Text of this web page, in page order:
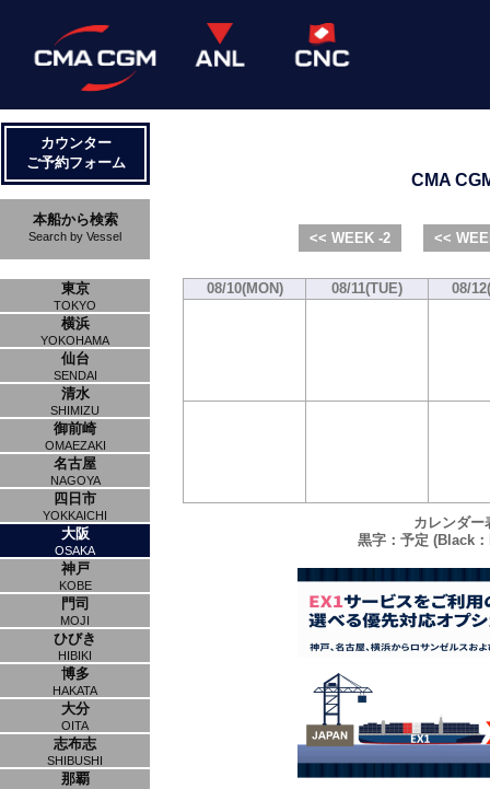
カウンター
ご予約フォーム
本船から検索
Search by Vessel
東京
TOKYO
横浜
YOKOHAMA
仙台
SENDAI
清水
SHIMIZU
御前崎
OMAEZAKI
名古屋
NAGOYA
四日市
YOKKAICHI
大阪
OSAKA
神戸
KOBE
門司
MOJI
ひびき
HIBIKI
博多
HAKATA
大分
OITA
志布志
SHIBUSHI
那覇
CMA
<< WEEK -2 <<
08/10(MON) 08/11(TUE) 08/
カレンダー
黒字：予定 (Black